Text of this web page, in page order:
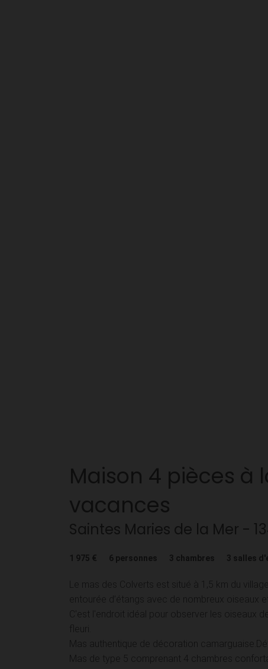
Maison 4 pièces à
vacances
Saintes Maries de la Mer -
1 975 € 6 personnes 3 chambres 3 salles
Le mas des Colverts est situé à 1,5 km du
entourée d’étangs avec de nombreux oiseaux
C'est l'endroit idéal pour observer les oiseaux
fleuri.
Mas authentique de décoration
Mas de type 5 comprenant 4 chambres